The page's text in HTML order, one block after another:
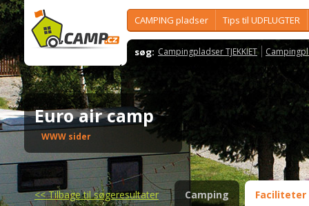
CAMPING pladser Tips til UDFLUGTER
søg: Campingpladser TJEKKIET
Euro air camp
WWW sider
<<Tilbage til søgeresultater Camping Faciliteter